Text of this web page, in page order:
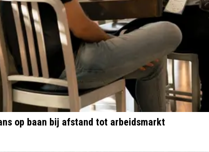
op baan bij afstand tot arbeidsmarkt